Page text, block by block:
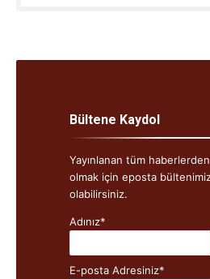
Bültene Kaydol
Yayınlanan tüm
olmak için eposta
olabilirsiniz.
Adınız*
E-posta Adresiniz*